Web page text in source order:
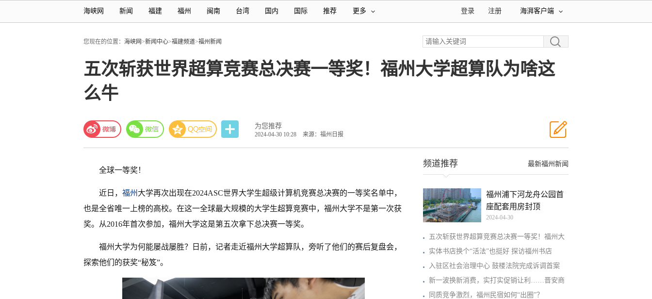
海峡网 新闻 福建 福州 闽南 台湾 国内 国际 推荐 更多 海湃客户端
注册
登录
您现在的位置： 海峡网>新闻中心>福建频道>福州新闻
五次斩获世界超算竞赛总决赛一等奖！福州大学超算队为啥这
么牛
为您推荐
2024-04-30 10:28 来源：福州日报
全球一等奖！
近日， 福州 大学再次出现在2024ASC世界大学生超级计算机竞赛总决赛的一等奖名单中，
也是全省唯一上榜的高校。在这一全球最大规模的大学生超算竞赛中，福州大学不是第一次获
奖。从2016年首次参加，福州大学这是第五次拿下总决赛一等奖。
福州大学为何能屡战屡胜？日前，记者走近福州大学超算队，旁听了他们的赛后复盘会，
探索他们的获奖“秘笈”。
最新福州新闻
频道推荐
福州浦下河龙舟公园首
座配套用房封顶
2024-04-30
五次斩获世界超算竞赛总决赛一等奖！福州大
实体书店换个“活法”也挺好 探访福州书店
入驻区社会治理中心 鼓楼法院完成诉调首案
新一波换新消费，实打实促销让利……晋安商
同质竞争激烈，福州民宿如何“出圈”？